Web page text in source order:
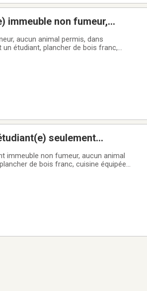
immeuble non fumeur,
au 1/2 ss
aucun animal permis, dans
étudiant, plancher de bois franc,
seulement
immeuble non fumeur, aucun animal
de bois franc, cuisine équipée,